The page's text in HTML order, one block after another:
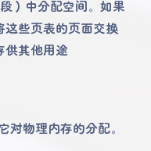
）中分配空间。如果
这些页表的页面交换
供其他用途
物理内存的分配。